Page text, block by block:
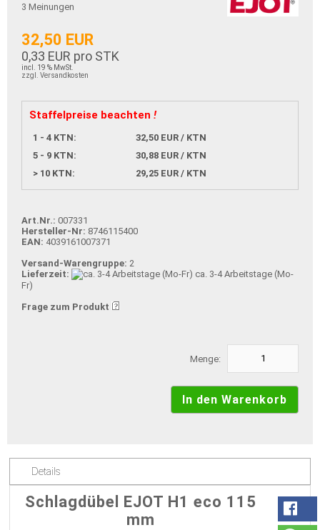
3 Meinungen
32,50 EUR
0,33 EUR pro STK
incl. 19 % MwSt.
zzgl. Versandkosten
Staffelpreise beachten !
1 - 4 KTN:
32,50 EUR / KTN
5 - 9 KTN:
30,88 EUR / KTN
> 10 KTN:
29,25 EUR / KTN
Art.Nr.: 007331
Hersteller-Nr: 8746115400
EAN: 4039161007371
Versand-Warengruppe: 2
Lieferzeit:
ca. 3-4 Arbeitstage (Mo-
Fr)
Frage zum Produkt
Menge:
Details
Schlagdübel EJOT H1 eco 115
mm